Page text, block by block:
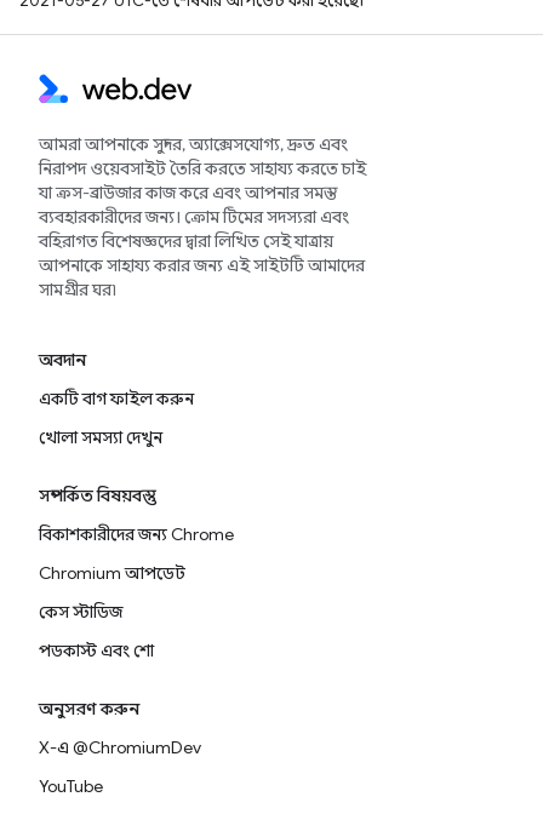
আমরা আপনাকে সুন্দর, অ্যাক্সেসযোগ্য, দ্রুত এবং
নিরাপদ ওয়েবসাইট তৈরি করতে সাহায্য করতে চাই
যা ক্রস-ব্রাউজার কাজ করে এবং আপনার সমস্ত
ব্যবহারকারীদের জন্য। ক্রোম টিমের সদস্যরা এবং
বহিরাগত বিশেষজ্ঞদের দ্বারা লিখিত সেই যাত্রায়
আপনাকে সাহায্য করার জন্য এই সাইটটি আমাদের
সামগ্রীর ঘর৷
অবদান
একটি বাগ ফাইল করুন
খোলা সমস্যা দেখুন
সম্পর্কিত বিষয়বস্তু
বিকাশকারীদের জন্য Chrome
Chromium আপডেট
কেস স্টাডিজ
পডকাস্ট এবং শো
অনুসরণ করুন
X-এ @ChromiumDev
YouTube